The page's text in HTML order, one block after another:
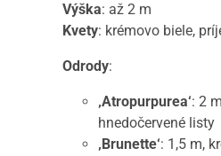
Výška: až 2 m
Kvety: krémovo biele,
Odrody:
‚Atropurpurea‘: 2
hnedočervené listy
‚Brunette‘: 1,5 m,